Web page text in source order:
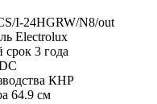
I-24HGRW/N8/out
Electrolux
срок 3 года
КНР
64.9 см